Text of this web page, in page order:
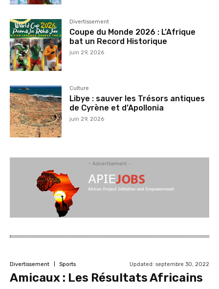
Divertissement
Coupe du Monde 2026 : L’Afrique
bat un Record Historique
juin 29, 2026
Culture
Libye : sauver les Trésors antiques
de Cyrène et d’Apollonia
juin 29, 2026
- Advertisement -